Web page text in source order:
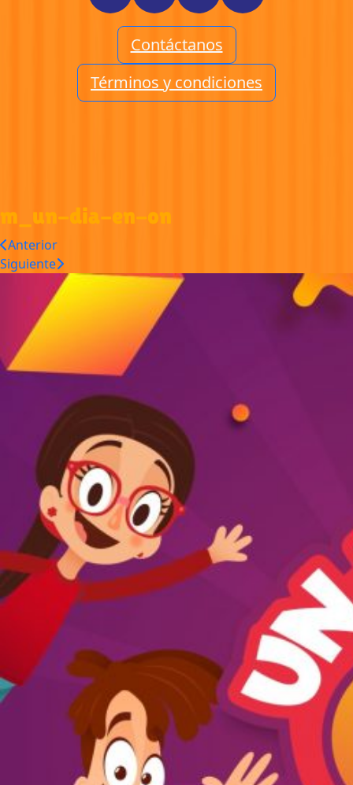
Contáctanos
Términos y condiciones
m_un-dia-en-on
Anterior
Siguiente